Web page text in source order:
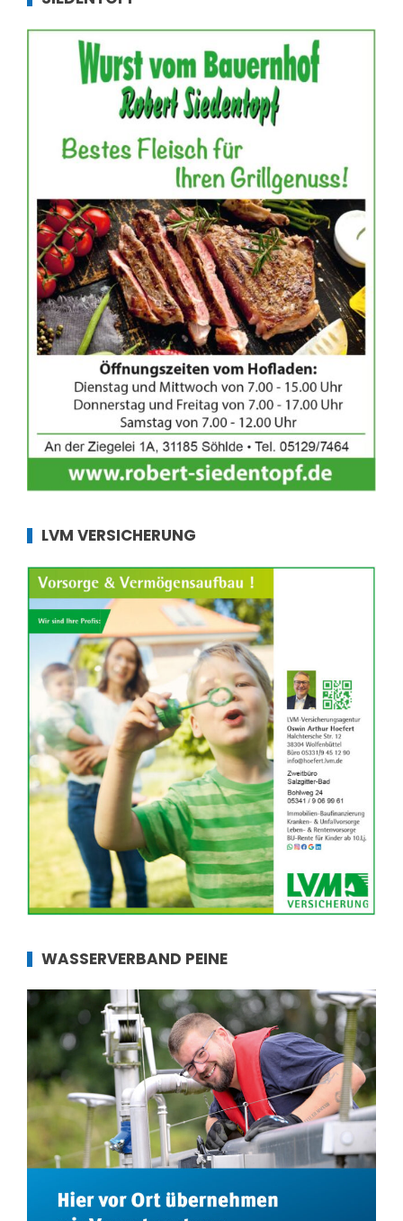
LVM VERSICHERUNG
WASSERVERBAND PEINE